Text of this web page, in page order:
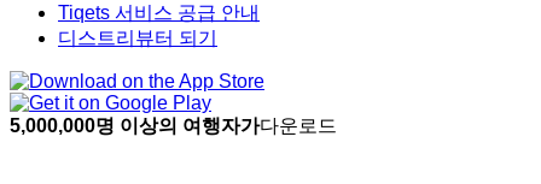
Tiqets 서비스 공급 안내
디스트리뷰터 되기
5,000,000명 이상의 여행자가다운로드